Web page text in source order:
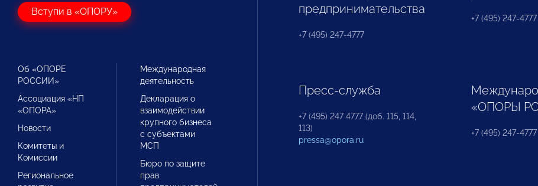
Вступи в «ОПОРУ»
Об «ОПОРЕ
РОССИИ»
Ассоциация «НП
«ОПОРА»
Новости
Комитеты и
Комиссии
Региональное
Международная
деятельность
Декларация о
взаимодействии
крупного бизнеса
с субъектами
МСП
Бюро по защите
прав
предпринимательства
+7 (495) 247-4777
+7 (495) 247-4777
Пресс-служба
+7 (495) 247 4777 (доб. 115, 114,
113)
pressa@opora.ru
«ОПОРЫ
+7 (495) 247-